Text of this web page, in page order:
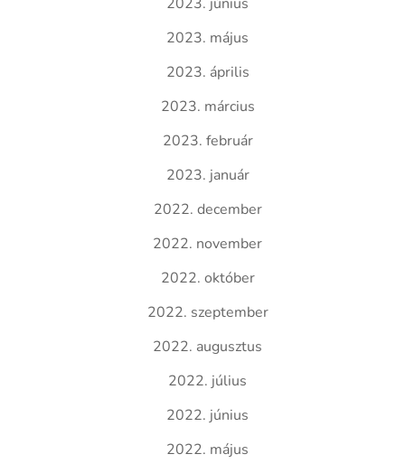
2023. május
2023. április
2023. március
2023. február
2023. január
2022. december
2022. november
2022. október
2022. szeptember
2022. augusztus
2022. július
2022. június
2022. május